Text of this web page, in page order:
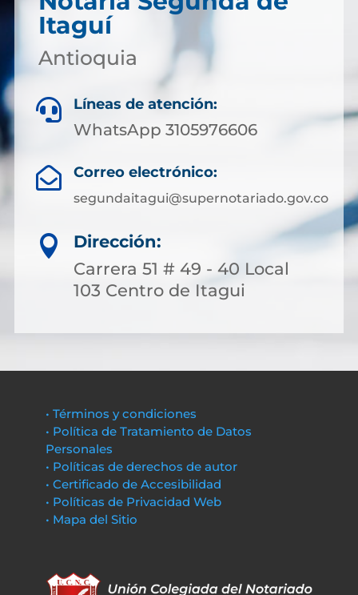
Itaguí
Antioquia
 Líneas de atención:
WhatsApp 3105976606
 Correo electrónico:
segundaitagui@supernotariado.gov.co

Dirección:
Carrera 51 # 49 - 40 Local
103 Centro de Itagui
• Términos y condiciones
• Política de Tratamiento de Datos
Personales
• Políticas de derechos de autor
• Certificado de Accesibilidad
• Políticas de Privacidad Web
• Mapa del Sitio